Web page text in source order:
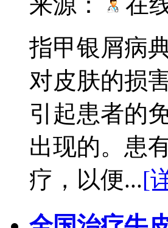
指甲银屑病
对皮肤的损
引起患者的
出现的。患
疗，以便...[